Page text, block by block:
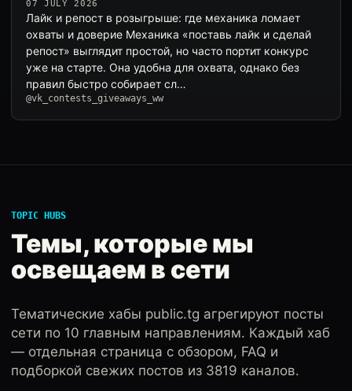
07 JULY 2026
Лайк и репост в розыгрыше: где механика ломает
охваты и доверие Механика «поставь лайк и сделай
репост» выглядит простой, но часто портит конкурс
уже на старте. Она удобна для охвата, однако без
правил быстро собирает сл…
@vk_contests_giveaways_ww
TOPIC HUBS
Темы, которые мы
освещаем в сети
Тематические хабы public.tg агрегируют посты
сети по 10 главным направлениям. Каждый хаб
— отдельная страница с обзором, FAQ и
подборкой свежих постов из 3819 каналов.